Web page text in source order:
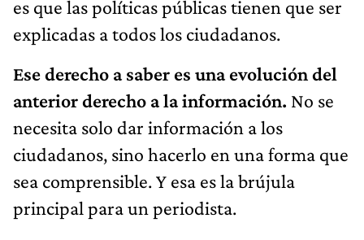
es que las políticas públicas tienen que ser
explicadas a todos los ciudadanos.
Ese derecho a saber es una evolución del
anterior derecho a la información. No se
necesita solo dar información a los
ciudadanos, sino hacerlo en una forma que
sea comprensible. Y esa es la brújula
principal para un periodista.